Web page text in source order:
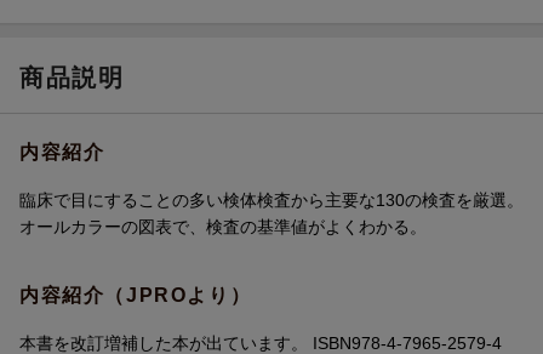
商品説明
内容紹介
臨床で目にすることの多い検体検査から主要な130の検査を厳選。
オールカラーの図表で、検査の基準値がよくわかる。
内容紹介（JPROより）
本書を改訂増補した本が出ています。 ISBN978-4-7965-2579-4